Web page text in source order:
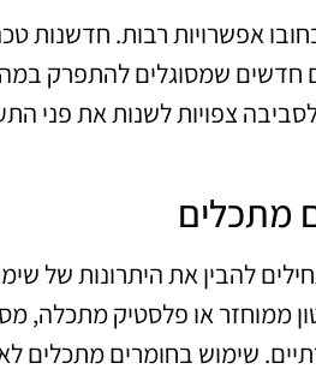
אפשרויות רבות. חדשנות
חדשים שמסוגלים להתפרק
צפויות לשנות את פני
מתכלים
להבין את היתרונות של
ממוחזר או פלסטיק מתכלה,
שימוש בחומרים מתכלים